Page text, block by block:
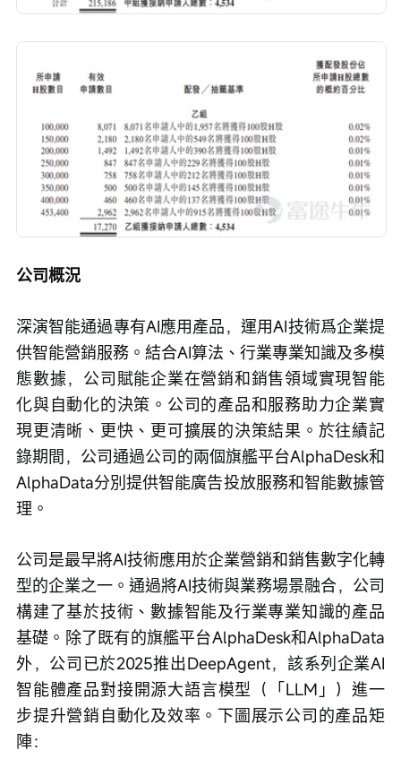
公司概況
深演智能通過專有AI應用產品，運用AI技術爲企業提
供智能營銷服務。結合AI算法、行業專業知識及多模
態數據，公司賦能企業在營銷和銷售領域實現智能
化與自動化的決策。公司的產品和服務助力企業實
現更清晰、更快、更可擴展的決策結果。於往績記
錄期間，公司通過公司的兩個旗艦平台AlphaDesk和
AlphaData分別提供智能廣告投放服務和智能數據管
理。
公司是最早將AI技術應用於企業營銷和銷售數字化轉
型的企業之一。通過將AI技術與業務場景融合，公司
構建了基於技術、數據智能及行業專業知識的產品
基礎。除了既有的旗艦平台AlphaDesk和AlphaData
外，公司已於2025推出DeepAgent，該系列企業AI
智能體產品對接開源大語言模型（「LLM」）進一
步提升營銷自動化及效率。下圖展示公司的產品矩
陣：